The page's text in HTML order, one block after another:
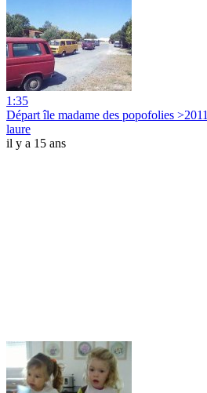
1:35
Départ île madame des popofolies >2011
laure
il y a 15 ans